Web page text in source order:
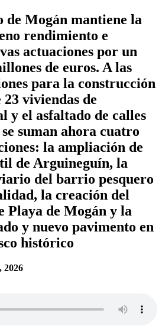
de Mogán mantiene la
rendimiento e
actuaciones por un
de euros. A las
para la construcción
viviendas de
y el asfaltado de calles
suman ahora cuatro
la ampliación de
de Arguineguín, la
del barrio pesquero
la creación del
Playa de Mogán y la
y nuevo pavimento en
histórico
2026